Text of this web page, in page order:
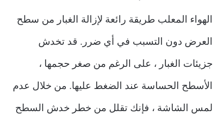
الهواء المعلب طريقة رائعة لإزالة الغبار من سطح
العرض دون التسبب في أي ضرر. قد تخدش
جزيئات الغبار ، على الرغم من صغر حجمها ،
الأسطح الحساسة عند الضغط عليها. من خلال عدم
لمس الشاشة ، فإنك تقلل من خطر خدش السطح